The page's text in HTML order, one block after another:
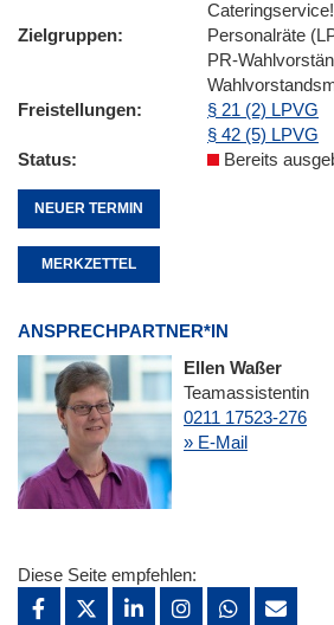
Cateringservice!
Zielgruppen
Personalräte
PR-
Freistellungen
§ 21 (2) LPVG
§ 42 (5) LPVG
Status
Bereits
NEUER TERMIN
MERKZETTEL
ANSPRECHPARTNER*IN
Ellen Waßer
Teamassistentin
0211 17523-276
» E-Mail
Diese Seite empfehlen: